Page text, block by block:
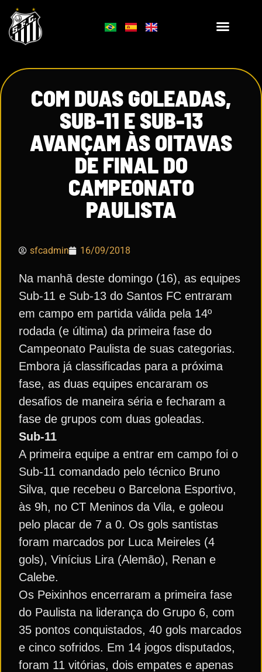
COM DUAS GOLEADAS,
SUB-11 E SUB-13
AVANÇAM ÀS OITAVAS
DE FINAL DO
CAMPEONATO
PAULISTA
sfcadmin 16/09/2018
Na manhã deste domingo (16), as equipes
Sub-11 e Sub-13 do Santos FC entraram
em campo em partida válida pela 14º
rodada (e última) da primeira fase do
Campeonato Paulista de suas categorias.
Embora já classificadas para a próxima
fase, as duas equipes encararam os
desafios de maneira séria e fecharam a
fase de grupos com duas goleadas.
Sub-11
A primeira equipe a entrar em campo foi o
Sub-11 comandado pelo técnico Bruno
Silva, que recebeu o Barcelona Esportivo,
às 9h, no CT Meninos da Vila, e goleou
pelo placar de 7 a 0. Os gols santistas
foram marcados por Luca Meireles (4
gols), Vinícius Lira (Alemão), Renan e
Calebe.
Os Peixinhos encerraram a primeira fase
do Paulista na liderança do Grupo 6, com
35 pontos conquistados, 40 gols marcados
e cinco sofridos. Em 14 jogos disputados,
foram 11 vitórias, dois empates e apenas